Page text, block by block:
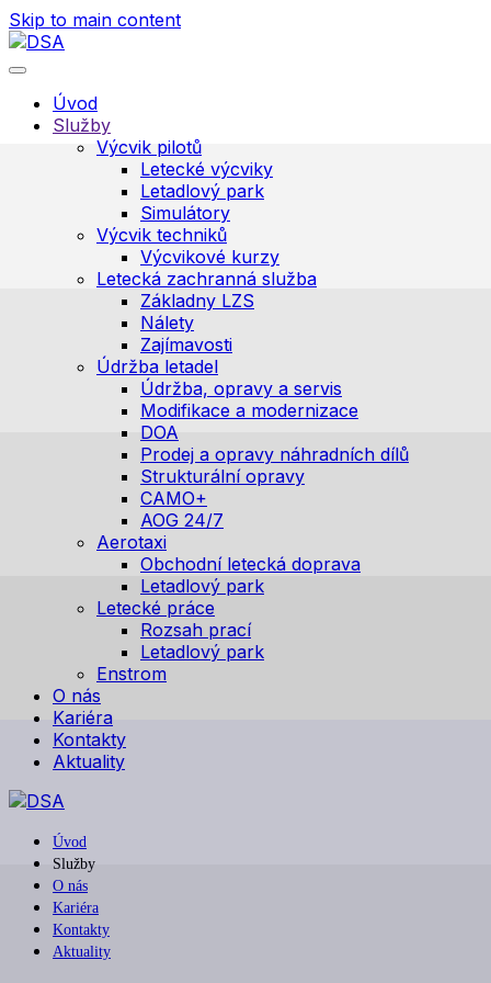
Skip to main content
Úvod
Služby
Výcvik pilotů
Letecké výcviky
Letadlový park
Simulátory
Výcvik techniků
Výcvikové kurzy
Letecká zachranná služba
Základny LZS
Nálety
Zajímavosti
Údržba letadel
Údržba, opravy a servis
Modifikace a modernizace
DOA
Prodej a opravy náhradních dílů
Strukturální opravy
CAMO+
AOG 24/7
Aerotaxi
Obchodní letecká doprava
Letadlový park
Letecké práce
Rozsah prací
Letadlový park
Enstrom
O nás
Kariéra
Kontakty
Aktuality
Úvod
Služby
O nás
Kariéra
Kontakty
Aktuality